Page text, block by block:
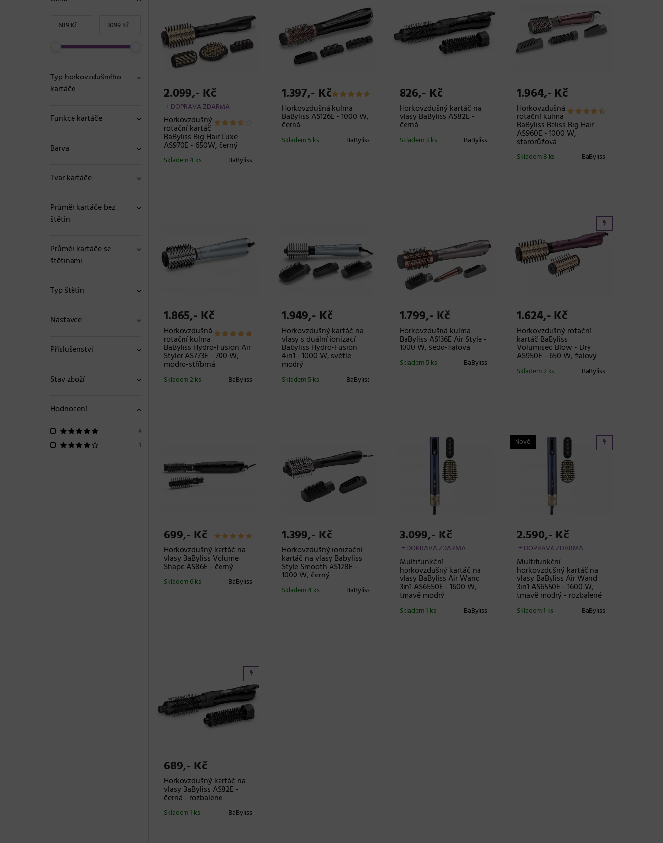
−
Typ horkovzdušného
kartáče
Funkce kartáče
Barva
Tvar kartáče
Průměr kartáče bez
štětin
Průměr kartáče se
štětinami
Typ štětin
Nástavce
Příslušenství
Stav zboží
Hodnocení
4
1
2.099,- Kč
+ DOPRAVA ZDARMA
Horkovzdušný
rotační kartáč
BaByliss Big Hair Luxe
AS970E - 650W, černý
BaByliss
Skladem 4 ks
1.397,- Kč
Horkovzdušná kulma
BaByliss AS126E - 1000 W,
černá
BaByliss
Skladem 5 ks
826,- Kč
Horkovzdušný kartáč na
vlasy BaByliss AS82E -
černá
BaByliss
Skladem 3 ks
1.964,- Kč
Horkovzdušná
rotační kulma
BaByliss Beliss Big Hair
AS960E - 1000 W,
starorůžová
BaByliss
Skladem 8 ks
1.865,- Kč
Horkovzdušná
rotační kulma
BaByliss Hydro-Fusion Air
Styler AS773E - 700 W,
modro-stříbrná
BaByliss
Skladem 2 ks
1.949,- Kč
Horkovzdušný kartáč na
vlasy s duální ionizací
Babyliss Hydro-Fusion
4in1 - 1000 W, světle
modrý
BaByliss
Skladem 5 ks
1.799,- Kč
Horkovzdušná kulma
BaByliss AS136E Air Style -
1000 W, šedo-fialová
BaByliss
Skladem 5 ks
1.624,- Kč
Horkovzdušný rotační
kartáč BaByliss
Volumised Blow - Dry
AS950E - 650 W, fialový
BaByliss
Skladem 2 ks
699,- Kč
Horkovzdušný kartáč na
vlasy BaByliss Volume
Shape AS86E - černý
BaByliss
Skladem 6 ks
1.399,- Kč
Horkovzdušný ionizační
kartáč na vlasy Babyliss
Style Smooth AS128E -
1000 W, černý
BaByliss
Skladem 4 ks
3.099,- Kč
+ DOPRAVA ZDARMA
Multifunkční
horkovzdušný kartáč na
vlasy BaByliss Air Wand
3in1 AS6550E - 1600 W,
tmavě modrý
BaByliss
Skladem 1 ks
Nově
2.590,- Kč
+ DOPRAVA ZDARMA
Multifunkční
horkovzdušný kartáč na
vlasy BaByliss Air Wand
3in1 AS6550E - 1600 W,
tmavě modrý - rozbalené
BaByliss
Skladem 1 ks
689,- Kč
Horkovzdušný kartáč na
vlasy BaByliss AS82E -
černá - rozbalené
BaByliss
Skladem 1 ks